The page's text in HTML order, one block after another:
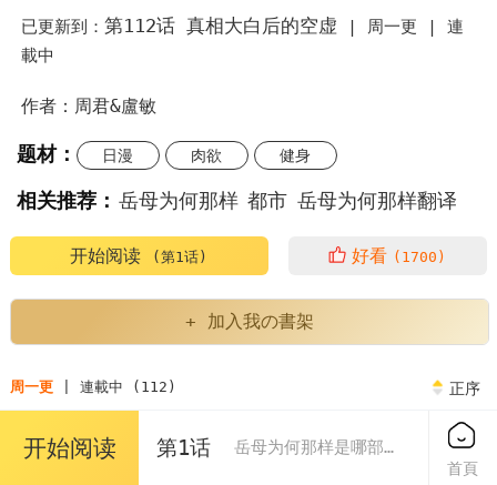
已更新到： 第112话 真相大白后的空虚 | 周一更 | 連
載中
作者：周君&盧敏
题材： 日漫 肉欲 健身
相关推荐： 岳母为何那样 都市 岳母为何那样翻译
岳母为何那样是哪部韩剧里的台词
岳母为何那样周君卢敏 岳母为何那样电视剧解说
开始阅读 (第1话) 好看 (1700)
+ 加入我の書架
周一更| 連載中 (112) 正序
第1话 真希望岳母是我老婆…
免费
开始阅读 第1话 岳母为何那样是哪部韩剧里的台词
首頁